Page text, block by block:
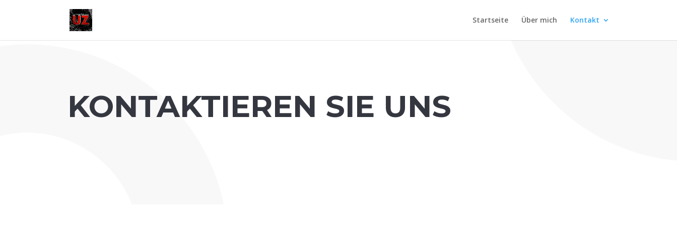
Startseite Über mich Kontakt
KONTAKTIEREN SIE UNS